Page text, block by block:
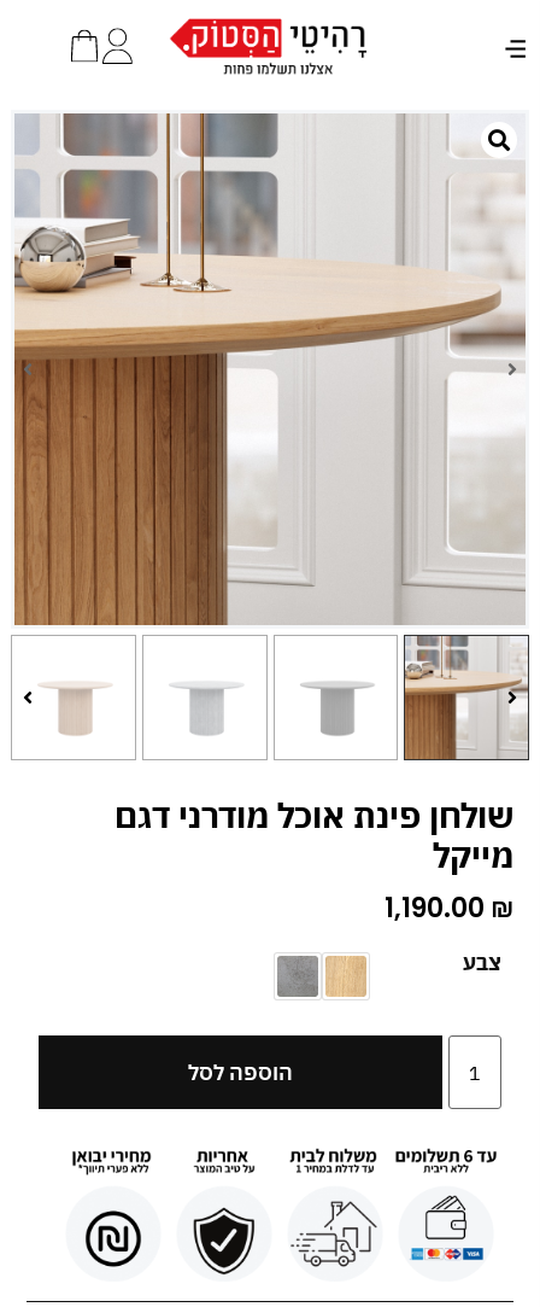
שולחן פינת אוכל מודרני דגם
מייקל
1,190.00 ₪
צבע
הוספה לסל